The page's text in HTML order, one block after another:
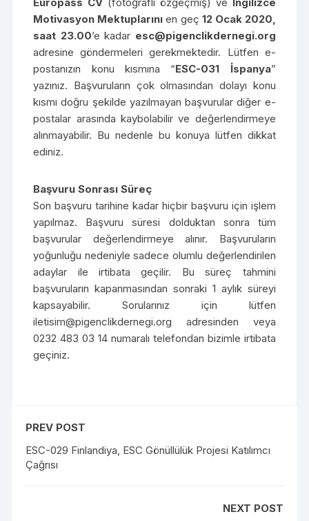
Motivasyon Mektuplarını en geç 12 Ocak 2020,
saat 23.00’e kadar esc@pigenclikdernegi.org
adresine göndermeleri gerekmektedir. Lütfen e-
postanızın konu kısmına “ESC-031 İspanya”
yazınız. Başvuruların çok olmasından dolayı konu
kısmı doğru şekilde yazılmayan başvurular diğer e-
postalar arasında kaybolabilir ve değerlendirmeye
alınmayabilir. Bu nedenle bu konuya lütfen dikkat
ediniz.
Başvuru Sonrası Süreç
Son başvuru tarihine kadar hiçbir başvuru için işlem
yapılmaz. Başvuru süresi dolduktan sonra tüm
başvurular değerlendirmeye alınır. Başvuruların
yoğunluğu nedeniyle sadece olumlu değerlendirilen
adaylar ile irtibata geçilir. Bu süreç tahmini
başvuruların kapanmasından sonraki 1 aylık süreyi
kapsayabilir. Sorularınız için lütfen
iletisim@pigenclikdernegi.org adresinden veya
0232 483 03 14 numaralı telefondan bizimle irtibata
geçiniz.
PREV POST
ESC-029 Finlandiya, ESC Gönüllülük Projesi Katılımcı
Çağrısı
NEXT POST